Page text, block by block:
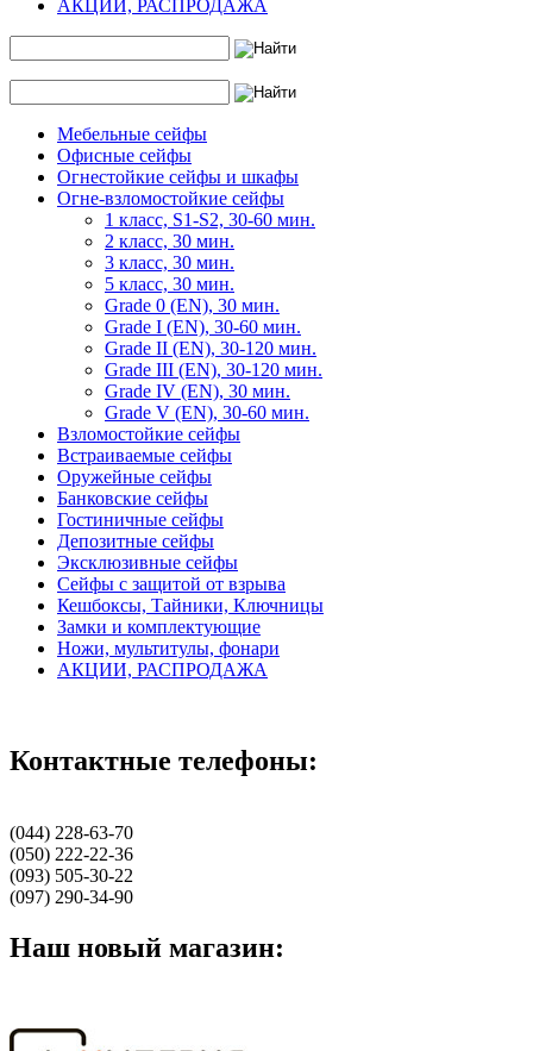
АКЦИИ, РАСПРОДАЖА
Мебельные сейфы
Офисные сейфы
Огнестойкие сейфы и шкафы
Огне-взломостойкие сейфы
1 класс, S1-S2, 30-60 мин.
2 класс, 30 мин.
3 класс, 30 мин.
5 класс, 30 мин.
Grade 0 (EN), 30 мин.
Grade I (EN), 30-60 мин.
Grade II (EN), 30-120 мин.
Grade III (EN), 30-120 мин.
Grade IV (EN), 30 мин.
Grade V (EN), 30-60 мин.
Взломостойкие сейфы
Встраиваемые сейфы
Оружейные сейфы
Банковские сейфы
Гостиничные сейфы
Депозитные сейфы
Эксклюзивные сейфы
Сейфы с защитой от взрыва
Кешбоксы, Тайники, Ключницы
Замки и комплектующие
Ножи, мультитулы, фонари
АКЦИИ, РАСПРОДАЖА
Контактные телефоны:
(044) 228-63-70
(050) 222-22-36
(093) 505-30-22
(097) 290-34-90
Наш новый магазин: